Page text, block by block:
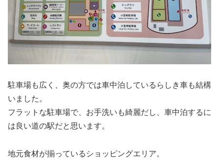
駐車場も広く、奥の方では車中泊しているらしき車も結構
いました。
フラットな駐車場で、お手洗いも綺麗だし、車中泊するに
は良い道の駅だと思います。
地元食材が揃っているショッピングエリア。